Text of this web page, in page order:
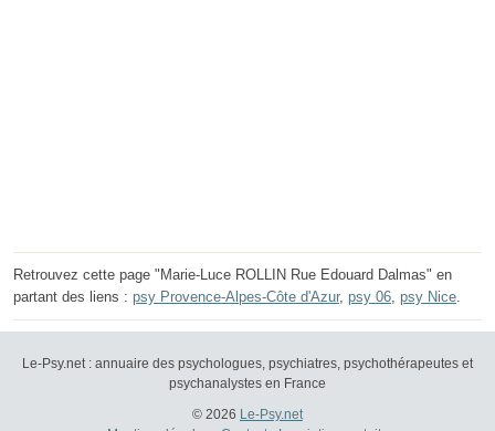
Retrouvez cette page "Marie-Luce ROLLIN Rue Edouard Dalmas" en
partant des liens : psy Provence-Alpes-Côte d'Azur, psy 06, psy Nice.
Le-Psy.net : annuaire des psychologues, psychiatres, psychothérapeutes et
psychanalystes en France
© 2026 Le-Psy.net